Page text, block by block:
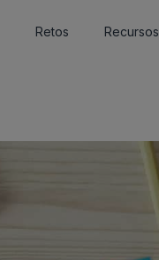
Retos Recursos